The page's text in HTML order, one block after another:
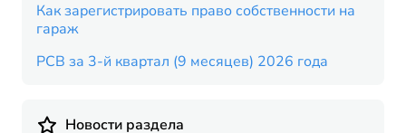
Как зарегистрировать право собственности на
гараж
РСВ за 3-й квартал (9 месяцев) 2026 года
Новости раздела